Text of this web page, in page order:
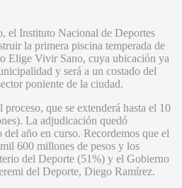
el Instituto Nacional de Deportes
la primera piscina temperada de
Elige Vivir Sano, cuya ubicación ya
y será a un costado del
poniente de la ciudad.
que se extenderá hasta el 10
La adjudicación quedó
año en curso. Recordemos que el
600 millones de pesos y los
del Deporte (51%) y el Gobierno
del Deporte, Diego Ramírez.